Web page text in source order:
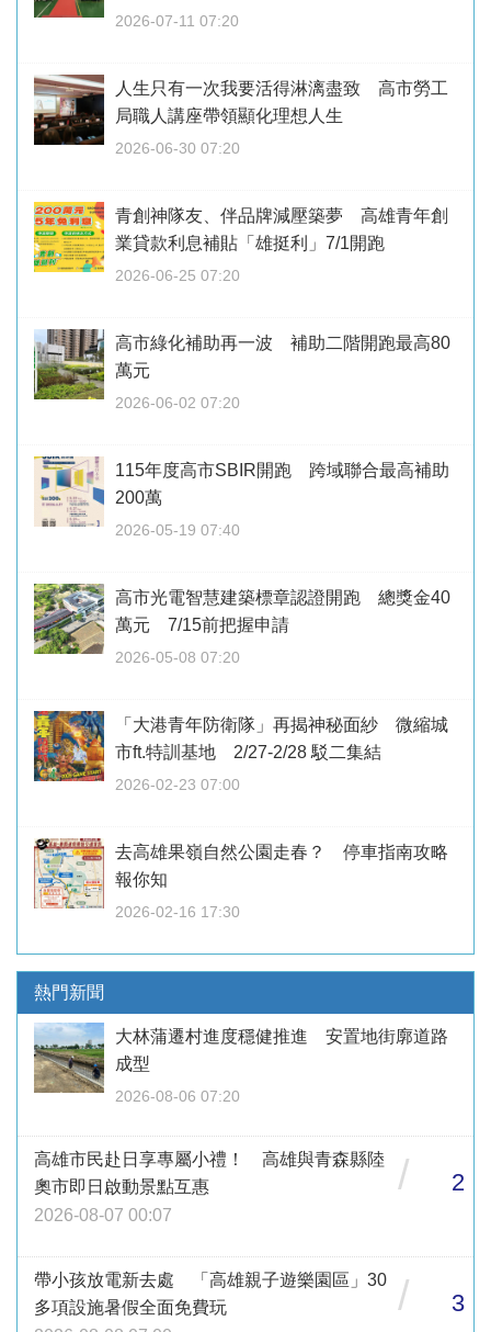
2026-07-11 07:20
人生只有一次我要活得淋漓盡致 高市勞工
局職人講座帶領顯化理想人生
2026-06-30 07:20
青創神隊友、伴品牌減壓築夢 高雄青年創
業貸款利息補貼「雄挺利」7/1開跑
2026-06-25 07:20
高市綠化補助再一波 補助二階開跑最高80
萬元
2026-06-02 07:20
115年度高市SBIR開跑 跨域聯合最高補助
200萬
2026-05-19 07:40
高市光電智慧建築標章認證開跑 總獎金40
萬元 7/15前把握申請
2026-05-08 07:20
「大港青年防衛隊」再揭神秘面紗 微縮城
市ft.特訓基地 2/27-2/28 駁二集結
2026-02-23 07:00
去高雄果嶺自然公園走春？ 停車指南攻略
報你知
2026-02-16 17:30
熱門新聞
大林蒲遷村進度穩健推進 安置地街廓道路
成型
2026-08-06 07:20
高雄市民赴日享專屬小禮！ 高雄與青森縣陸
奧市即日啟動景點互惠
2026-08-07 00:07
/ 2
帶小孩放電新去處 「高雄親子遊樂園區」30
多項設施暑假全面免費玩
/ 3